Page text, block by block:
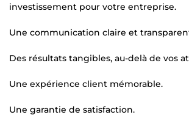
investissement pour votre entreprise.
Une communication claire et
Des résultats tangibles, au-delà de vos
Une expérience client mémorable.
Une garantie de satisfaction.